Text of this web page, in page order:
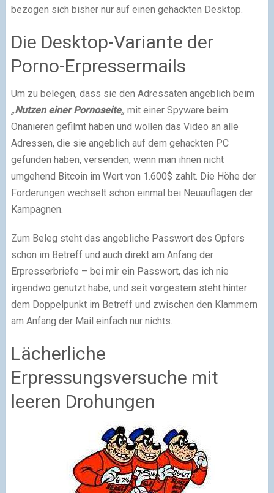
bezogen sich bisher nur auf einen gehackten Desktop.
Die Desktop-Variante der
Porno-Erpressermails
Um zu belegen, dass sie den Adressaten angeblich beim
„Nutzen einer Pornoseite„ mit einer Spyware beim
Onanieren gefilmt haben und wollen das Video an alle
Adressen, die sie angeblich auf dem gehackten PC
gefunden haben, versenden, wenn man ihnen nicht
umgehend Bitcoin im Wert von 1.600$ zahlt. Die Höhe der
Forderungen wechselt schon einmal bei Neuauflagen der
Kampagnen.
Zum Beleg steht das angebliche Passwort des Opfers
schon im Betreff und auch direkt am Anfang der
Erpresserbriefe – bei mir ein Passwort, das ich nie
irgendwo genutzt habe, und seit vorgestern steht hinter
dem Doppelpunkt im Betreff und zwischen den Klammern
am Anfang der Mail einfach nur nichts…
Lächerliche
Erpressungsversuche mit
leeren Drohungen